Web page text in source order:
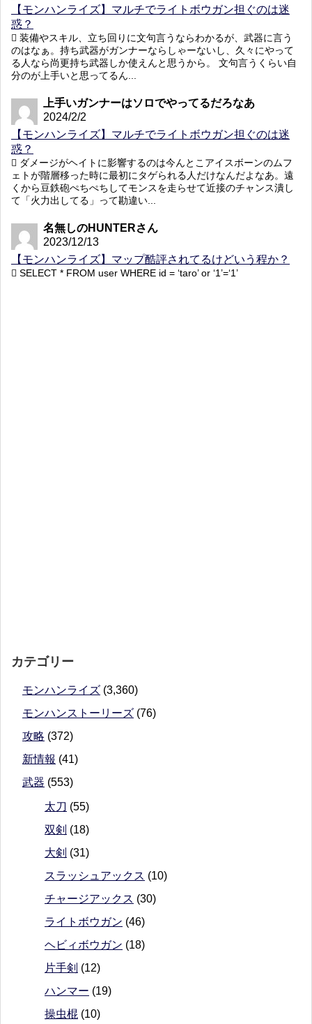
【モンハンライズ】マルチでライトボウガン担ぐのは迷
惑？
装備やスキル、立ち回りに文句言うならわかるが、武器に言う
のはなぁ。持ち武器がガンナーならしゃーないし、久々にやって
る人なら尚更持ち武器しか使えんと思うから。 文句言うくらい自
分のが上手いと思ってるん...
上手いガンナーはソロでやってるだろなあ
2024/2/2
【モンハンライズ】マルチでライトボウガン担ぐのは迷
惑？
ダメージがヘイトに影響するのは今んとこアイスボーンのムフ
ェトが階層移った時に最初にタゲられる人だけなんだよなあ。遠
くから豆鉄砲ぺちぺちしてモンスを走らせて近接のチャンス潰し
て「火力出してる」って勘違い...
名無しのHUNTERさん
2023/12/13
【モンハンライズ】マップ酷評されてるけどいう程か？
SELECT * FROM user WHERE id = ‘taro’ or ‘1’=‘1’
カテゴリー
モンハンライズ (3,360)
モンハンストーリーズ (76)
攻略 (372)
新情報 (41)
武器 (553)
太刀 (55)
双剣 (18)
大剣 (31)
スラッシュアックス (10)
チャージアックス (30)
ライトボウガン (46)
ヘビィボウガン (18)
片手剣 (12)
ハンマー (19)
操虫棍 (10)